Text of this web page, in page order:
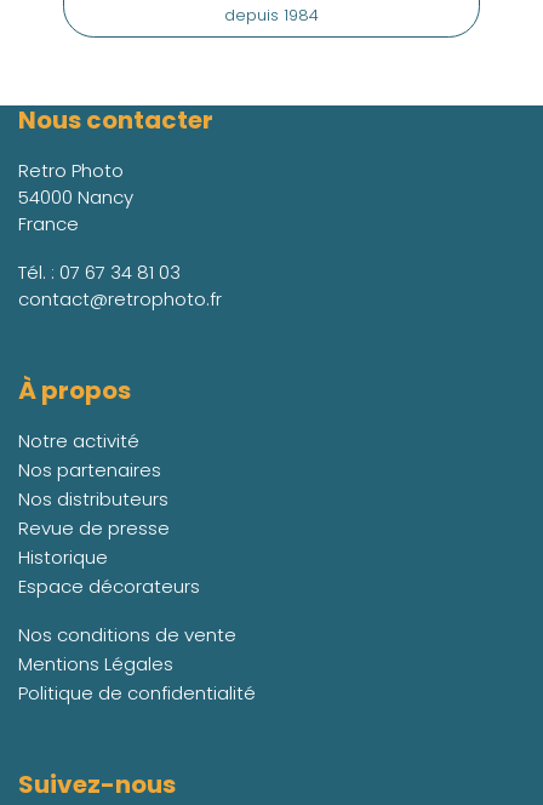
depuis 1984
Nous contacter
Retro Photo
54000 Nancy
France
Tél. : 07 67 34 81 03
contact@retrophoto.fr
À propos
Notre activité
Nos partenaires
Nos distributeurs
Revue de presse
Historique
Espace décorateurs
Nos conditions de vente
Mentions Légales
Politique de confidentialité
Suivez-nous